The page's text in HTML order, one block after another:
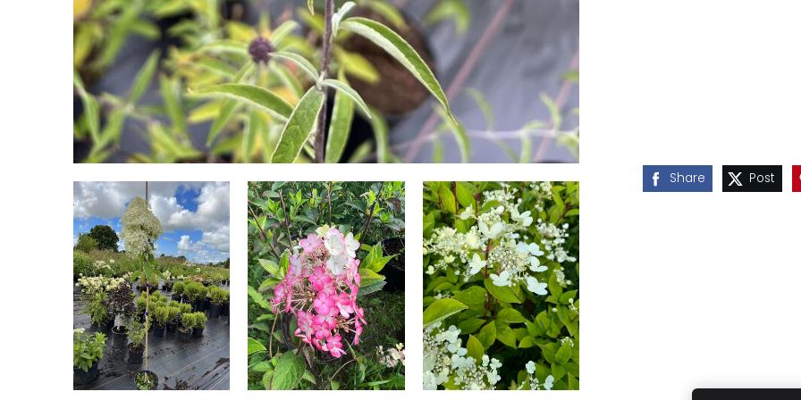
Share Post